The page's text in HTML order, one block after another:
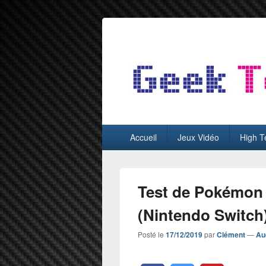
GeekTest
principalAccueil Jeux Vidéo High
Test de
(Nintendo
Posté le 17/12/2019parClément—